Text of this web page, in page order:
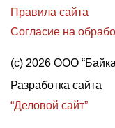
Правила сайта
Согласие на
(с) 2026 ООО
Разработка сайта
“Деловой сайт”